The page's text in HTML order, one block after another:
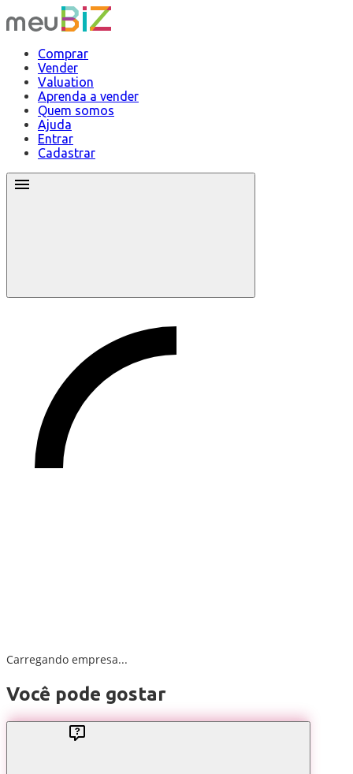
Comprar
Vender
Valuation
Aprenda a vender
Quem somos
Ajuda
Entrar
Cadastrar
Carregando empresa...
Você pode gostar